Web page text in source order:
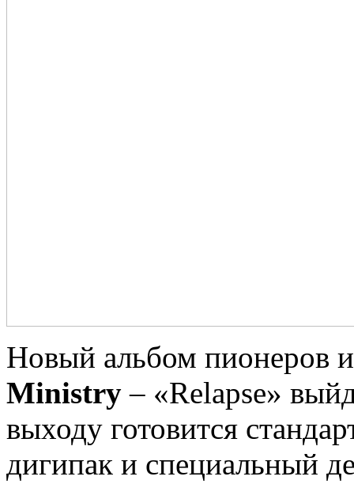
Новый альбом пионеров
Ministry – «Relapse»
выходу готовится
дигипак и специальный